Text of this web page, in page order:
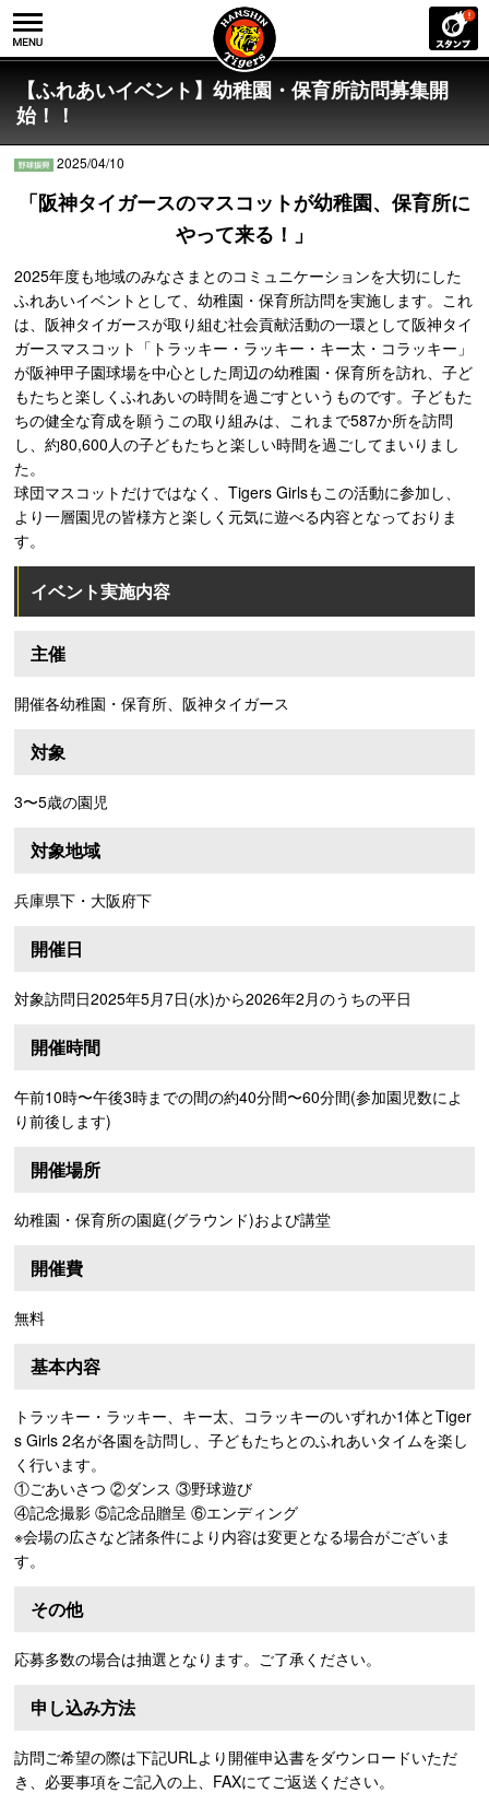
【ふれあいイベント】幼稚園・保育所訪問募集開
始！！
2025/04/10
「阪神タイガースのマスコットが幼稚園、保育所に
やって来る！」
2025年度も地域のみなさまとのコミュニケーションを大切にした
ふれあいイベントとして、幼稚園・保育所訪問を実施します。これ
は、阪神タイガースが取り組む社会貢献活動の一環として阪神タイ
ガースマスコット「トラッキー・ラッキー・キー太・コラッキー」
が阪神甲子園球場を中心とした周辺の幼稚園・保育所を訪れ、子ど
もたちと楽しくふれあいの時間を過ごすというものです。子どもた
ちの健全な育成を願うこの取り組みは、これまで587か所を訪問
し、約80,600人の子どもたちと楽しい時間を過ごしてまいりまし
た。
球団マスコットだけではなく、Tigers Girlsもこの活動に参加し、
より一層園児の皆様方と楽しく元気に遊べる内容となっておりま
す。
イベント実施内容
主催
開催各幼稚園・保育所、阪神タイガース
対象
3〜5歳の園児
対象地域
兵庫県下・大阪府下
開催日
対象訪問日2025年5月7日(水)から2026年2月のうちの平日
開催時間
午前10時〜午後3時までの間の約40分間〜60分間(参加園児数によ
り前後します)
開催場所
幼稚園・保育所の園庭(グラウンド)および講堂
開催費
無料
基本内容
トラッキー・ラッキー、キー太、コラッキーのいずれか1体とTiger
s Girls 2名が各園を訪問し、子どもたちとのふれあいタイムを楽し
く行います。
①ごあいさつ ②ダンス ③野球遊び
④記念撮影 ⑤記念品贈呈 ⑥エンディング
※会場の広さなど諸条件により内容は変更となる場合がございま
す。
その他
応募多数の場合は抽選となります。ご了承ください。
申し込み方法
訪問ご希望の際は下記URLより開催申込書をダウンロードいただ
き、必要事項をご記入の上、FAXにてご返送ください。